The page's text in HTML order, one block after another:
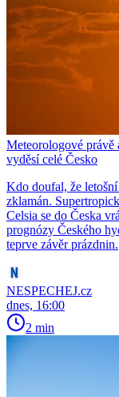
Meteorologové právě
vyděsí celé Česko
Kdo doufal, že
zklamán.
Celsia se do Česka
prognózy Českého
teprve závěr prázdnin.
NESPECHEJ.cz
dnes, 16:00
2 min